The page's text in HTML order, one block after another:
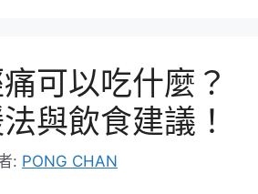
可以吃什麼？
與飲食建議！
: PONG CHAN